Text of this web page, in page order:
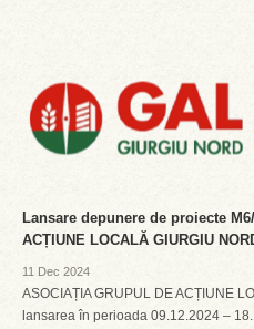
Lansare depunere de proiecte
ACȚIUNE LOCALĂ GIURGIU
11 Dec 2024
ASOCIAȚIA GRUPUL DE ACȚIUNE
lansarea în perioada 09.12.2024 –